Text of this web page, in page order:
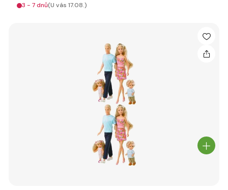
3 - 7 dnů(U vás 17.08.)